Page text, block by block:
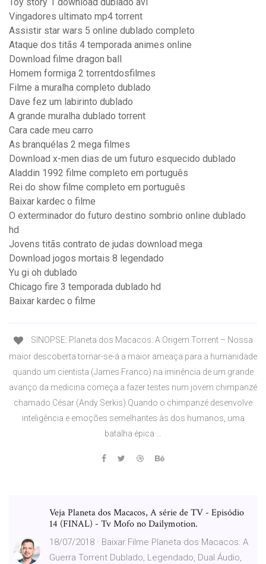
Toy story 1 download dublado avi
Vingadores ultimato mp4 torrent
Assistir star wars 5 online dublado completo
Ataque dos titãs 4 temporada animes online
Download filme dragon ball
Homem formiga 2 torrentdosfilmes
Filme a muralha completo dublado
Dave fez um labirinto dublado
A grande muralha dublado torrent
Cara cade meu carro
As branquélas 2 mega filmes
Download x-men dias de um futuro esquecido dublado
Aladdin 1992 filme completo em português
Rei do show filme completo em português
Baixar kardec o filme
O exterminador do futuro destino sombrio online dublado
hd
Jovens titãs contrato de judas download mega
Download jogos mortais 8 legendado
Yu gi oh dublado
Chicago fire 3 temporada dublado hd
Baixar kardec o filme
SINOPSE: Planeta dos Macacos: A Origem Torrent – Nossa
maior descoberta tornar-se-á a maior ameaça para a humanidade
quando um cientista (James Franco) na iminência de um grande
avanço da medicina começa a fazer testes num jovem chimpanzé
chamado César (Andy Serkis).Quando o chimpanzé desenvolve
inteligência e emoções semelhantes às dos humanos, uma
batalha épica …
Veja Planeta dos Macacos, A série de TV - Episódio
14 (FINAL) - Tv Mofo no Dailymotion.
18/07/2018 · Baixar Filme Planeta dos Macacos: A
Guerra Torrent Dublado, Legendado, Dual Áudio,